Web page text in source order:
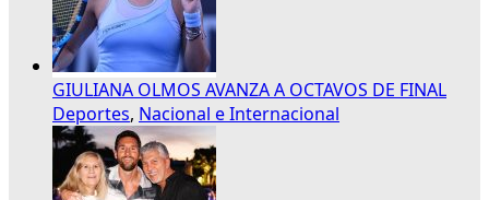
GIULIANA OLMOS AVANZA A OCTAVOS DE FINAL
Deportes, Nacional e Internacional